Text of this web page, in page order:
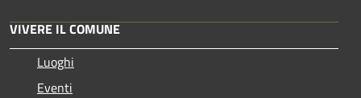
VIVERE IL COMUNE
Luoghi
Eventi